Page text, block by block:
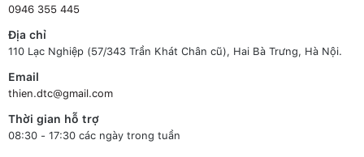
0946 355 445
Địa chỉ
110 Lạc Nghiệp (57/343 Trần Khát Chân cũ), Hai Bà Trưng, Hà Nội.
Email
thien.dtc@gmail.com
Thời gian hỗ trợ
08:30 - 17:30 các ngày trong tuần